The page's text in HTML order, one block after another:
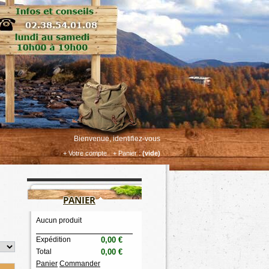
Bienvenue, identifiez-vous
+ Panier : (vide)
+ Votre compte
PANIER
Aucun produit
Expédition 0,00 €
Total 0,00 €
Panier Commander